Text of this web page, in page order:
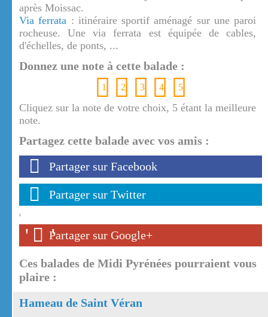
après Moissac.
Via ferrata : itinéraire sportif aménagé sur une paroi
rocheuse. Une via ferrata est équipée de cables,
d'échelles, de ponts, ...
Donnez une note à cette balade :
1 2 3 4 5
Cliquez sur la note de votre choix, 5 étant la meilleure
note.
Partagez cette balade avec vos amis :
Partager sur Facebook
Partager sur Twitter
'
' '
Partager sur Google+
Ces balades de Midi Pyrénées pourraient vous
plaire :
Hameau de Saint Véran